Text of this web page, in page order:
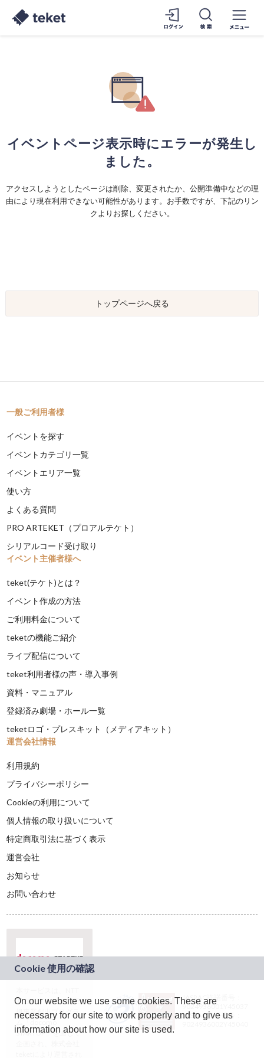
イベントページ表示時にエラーが発生し
ました。
アクセスしようとしたページは削除、変更されたか、公開準備中などの理
由により現在利用できない可能性があります。お手数ですが、下記のリン
クよりお探しください。
トップページへ戻る
一般ご利用者様
イベントを探す
イベントカテゴリ一覧
イベントエリア一覧
使い方
よくある質問
PRO ARTEKET（プロアルテケト）
シリアルコード受け取り
イベント主催者様へ
teket(テケト)とは？
イベント作成の方法
ご利用料金について
teketの機能ご紹介
ライブ配信について
teket利用者様の声・導入事例
資料・マニュアル
登録済み劇場・ホール一覧
teketロゴ・プレスキット（メディアキット）
運営会社情報
利用規約
プライバシーポリシー
Cookieの利用について
個人情報の取り扱いについて
特定商取引法に基づく表示
運営会社
お知らせ
お問い合わせ
ドコモグループの新
規事業創出プログラ
ム「docomo
STARTUP」を通じて
JASRAC許諾番号：
9024936001Y45037
JASRAC許諾番号：
On our website we use some cookies. These are
necessary for our site to work properly and to give us
information about how our site is used.